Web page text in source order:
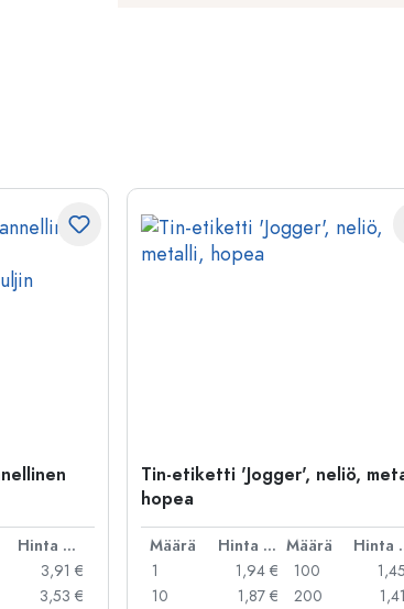
Hinta per kpl
3,91 €
3,53 €
Tin-etiketti 'Jogger', neliö,
hopea
Määrä Hinta per kpl Määrä
1
1,94 €
10
1,87 €
100
200